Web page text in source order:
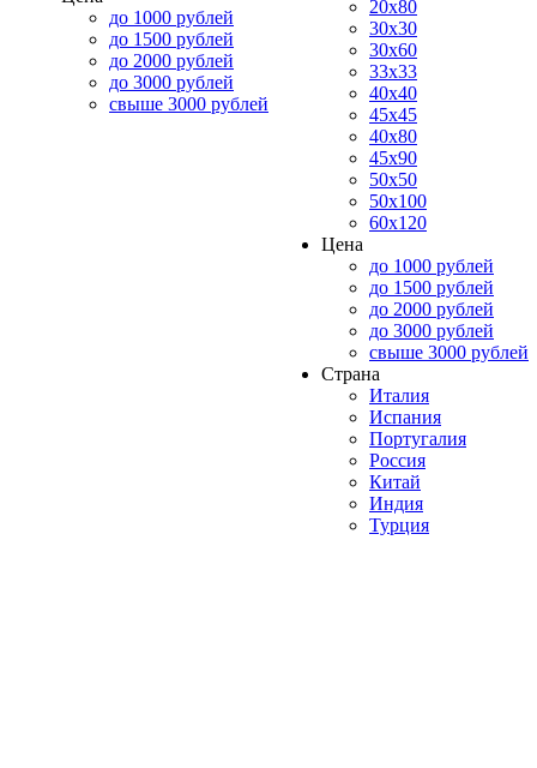
до 1000 рублей
до 1500 рублей
до 2000 рублей
до 3000 рублей
свыше 3000 рублей
20x80
30x30
30x60
33x33
40x40
45x45
40x80
45x90
50x50
50x100
60x120
Цена
до 1000 рублей
до 1500 рублей
до 2000 рублей
до 3000 рублей
свыше 3000 рублей
Страна
Италия
Испания
Португалия
Россия
Китай
Индия
Турция